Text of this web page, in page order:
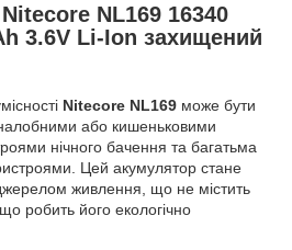
NL169 16340
3.6V Li-Ion захищений
Nitecore NL169 може бути
або кишеньковими
нічного бачення та багатьма
Цей акумулятор стане
живлення, що не містить
робить його екологічно